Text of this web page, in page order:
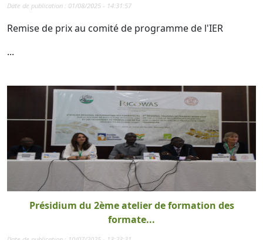
Date de publication : 01/08/2025 - 14:31:57
Remise de prix au comité de programme de l'IER
...
Présidium du 2ème atelier de formation des
formate...